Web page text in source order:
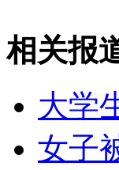
红会回应"620
山西运城恶犬
相关报
大学
女子